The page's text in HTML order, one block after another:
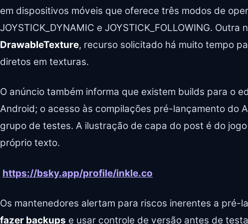
em dispositivos móveis que oferece três modos de
JOYSTICK_DYNAMIC e JOYSTICK_FOLLOWING. Outra
DrawableTexture, recurso solicitado há muito tempo
diretos em texturas.
O anúncio também informa que existem builds para o
Android; o acesso às compilações pré-lançamento do
grupo de testes. A ilustração de capa do post é do
próprio texto.
https://bsky.app/profile/inkle.co
Os mantenedores alertam para riscos inerentes a pré-
fazer backups e usar controle de versão antes de